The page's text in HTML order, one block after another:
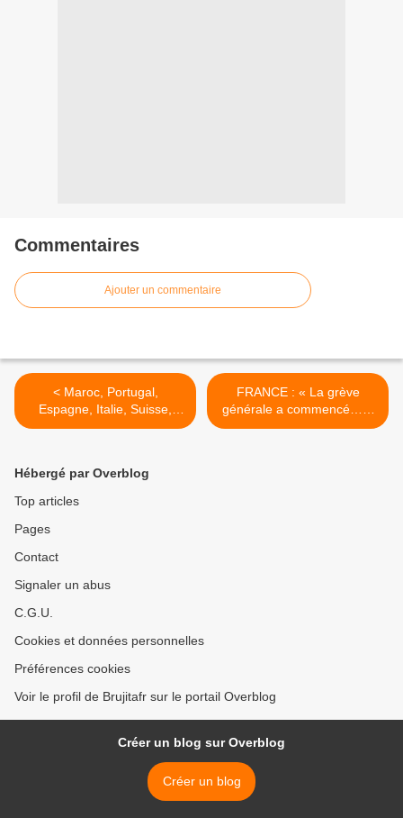
Commentaires
Ajouter un commentaire
< Maroc, Portugal,
Espagne, Italie, Suisse,
France : intempéries
FRANCE : « La grève
générale a commencé… »
>
Hébergé par Overblog
Top articles
Pages
Contact
Signaler un abus
C.G.U.
Cookies et données personnelles
Préférences cookies
Voir le profil de Brujitafr sur le portail Overblog
Créer un blog sur Overblog
Créer un blog